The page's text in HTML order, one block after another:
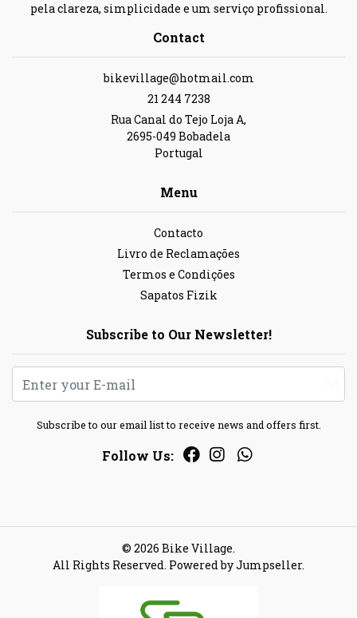
pela clareza, simplicidade e um serviço profissional.
Contact
bikevillage@hotmail.com
21 244 7238
Rua Canal do Tejo Loja A,
2695-049 Bobadela
Portugal
Menu
Contacto
Livro de Reclamações
Termos e Condições
Sapatos Fizik
Subscribe to Our Newsletter!
Subscribe to our email list to receive news and offers first.
Follow Us:
© 2026 Bike Village.
All Rights Reserved. Powered by Jumpseller.